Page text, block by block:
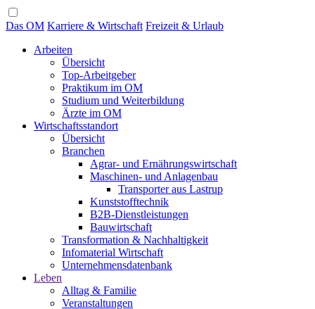
Das OM Karriere & Wirtschaft Freizeit & Urlaub
Arbeiten
Übersicht
Top-Arbeitgeber
Praktikum im OM
Studium und Weiterbildung
Ärzte im OM
Wirtschaftsstandort
Übersicht
Branchen
Agrar- und Ernährungswirtschaft
Maschinen- und Anlagenbau
Transporter aus Lastrup
Kunststofftechnik
B2B-Dienstleistungen
Bauwirtschaft
Transformation & Nachhaltigkeit
Infomaterial Wirtschaft
Unternehmensdatenbank
Leben
Alltag & Familie
Veranstaltungen